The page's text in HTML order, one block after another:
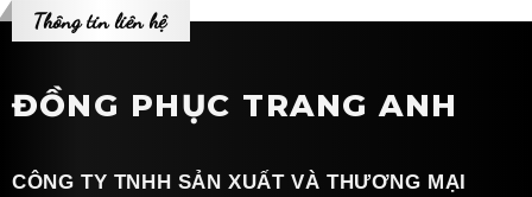
Thông tin liên hệ
ĐỒNG PHỤC TRANG ANH
CÔNG TY TNHH SẢN XUẤT VÀ THƯƠNG MẠI